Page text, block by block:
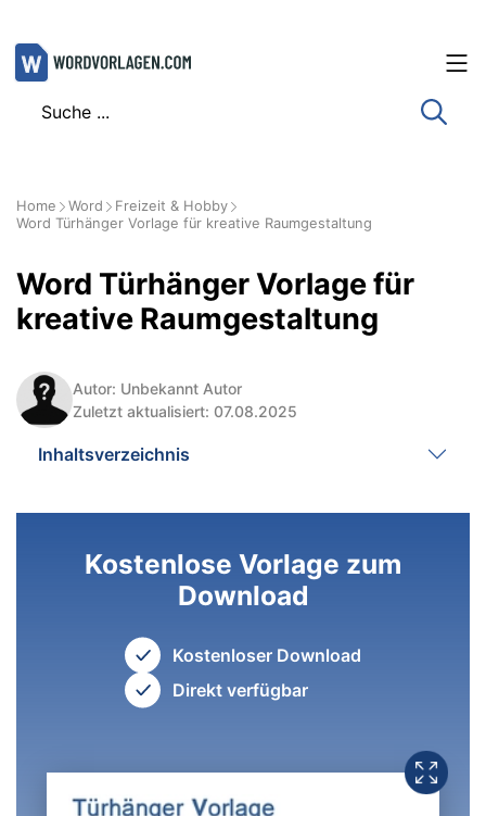
Zum
Inhalt
Home Word
Freizeit & Hobby
Word Türhänger Vorlage für kreative Raumgestaltung
Word Türhänger Vorlage für
kreative Raumgestaltung
Autor: Unbekannt Autor
Zuletzt aktualisiert: 07.08.2025
Inhaltsverzeichnis
Kostenlose Vorlage zum
Download
Kostenloser Download
Direkt verfügbar